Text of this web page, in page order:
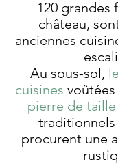
120 grandes
château,
anciennes
Au sous-sol,
cuisines
pierre de taille
traditionnels
procurent une